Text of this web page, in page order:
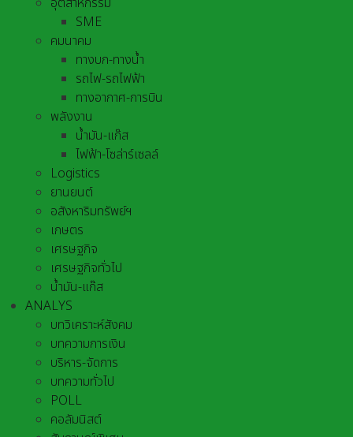
SME
คมนาคม
ทางบก-ทางน้ำ
รถไฟ-รถไฟฟ้า
ทางอากาศ-การบิน
พลังงาน
น้ำมัน-แก๊ส
ไฟฟ้า-โซล่าร์เซลล์
Logistics
ยานยนต์
อสังหาริมทรัพย์ฯ
เกษตร
เศรษฐกิจ
เศรษฐกิจทั่วไป
น้ำมัน-แก๊ส
ANALYS
บทวิเคราะห์สังคม
บทความการเงิน
บริหาร-จัดการ
บทความทั่วไป
POLL
คอลัมนิสต์